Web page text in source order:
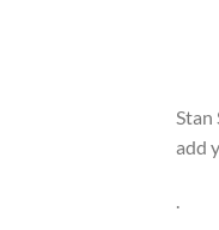
Stan
add
.